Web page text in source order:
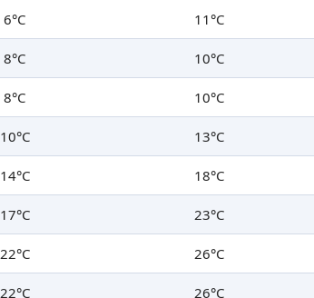
6°C 11°C
8°C 10°C
8°C 10°C
10°C 13°C
14°C 18°C
17°C 23°C
22°C 26°C
22°C 26°C